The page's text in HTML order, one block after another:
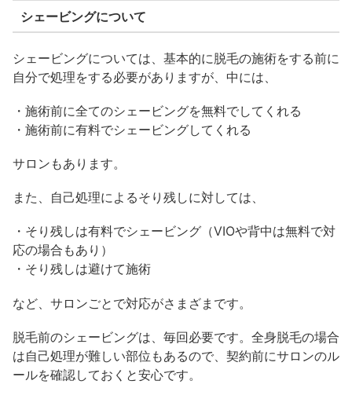
シェービングについて
シェービングについては、基本的に脱毛の施術をする前に
自分で処理をする必要がありますが、中には、
・施術前に全てのシェービングを無料でしてくれる
・施術前に有料でシェービングしてくれる
サロンもあります。
また、自己処理によるそり残しに対しては、
・そり残しは有料でシェービング（VIOや背中は無料で対
応の場合もあり）
・そり残しは避けて施術
など、サロンごとで対応がさまざまです。
脱毛前のシェービングは、毎回必要です。全身脱毛の場合
は自己処理が難しい部位もあるので、契約前にサロンのル
ールを確認しておくと安心です。